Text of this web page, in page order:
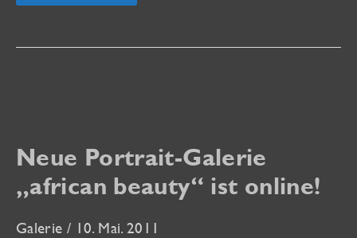
in
Galerie
Neue Portrait-Galerie
„african beauty“ ist online!
Galerie / 10. Mai. 2011